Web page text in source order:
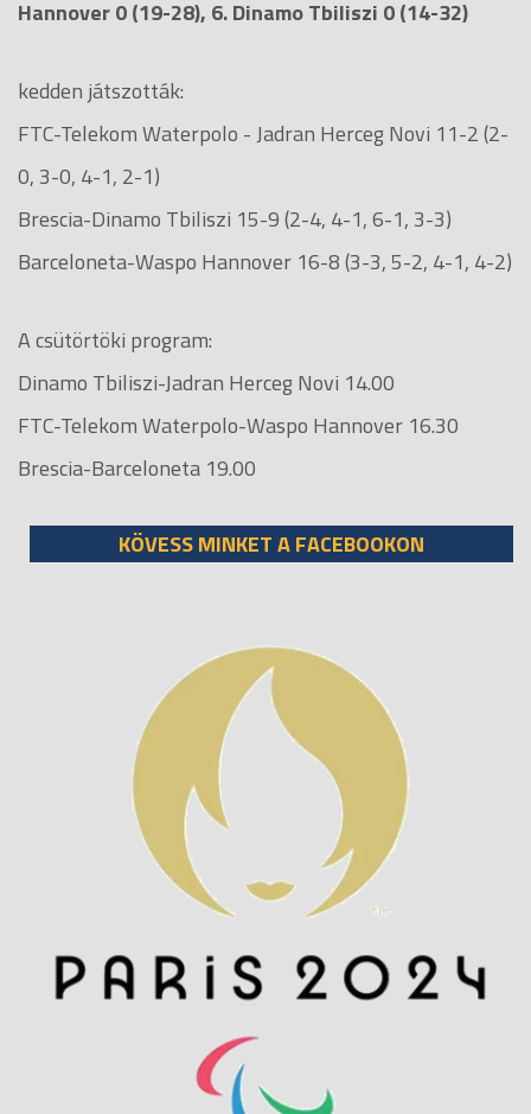
Hannover 0 (19-28), 6. Dinamo Tbiliszi 0 (14-32)
kedden játszották:
FTC-Telekom Waterpolo - Jadran Herceg Novi 11-2 (2-
0, 3-0, 4-1, 2-1)
Brescia-Dinamo Tbiliszi 15-9 (2-4, 4-1, 6-1, 3-3)
Barceloneta-Waspo Hannover 16-8 (3-3, 5-2, 4-1, 4-2)
A csütörtöki program:
Dinamo Tbiliszi-Jadran Herceg Novi 14.00
FTC-Telekom Waterpolo-Waspo Hannover 16.30
Brescia-Barceloneta 19.00
KÖVESS MINKET A FACEBOOKON